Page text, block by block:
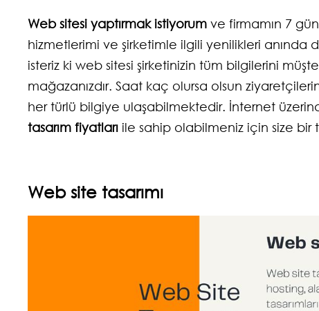
Web sitesi yaptırmak istiyorum ve firmamın 7
hizmetlerimi ve şirketimle ilgili yenilikleri anında
isteriz ki web sitesi şirketinizin tüm bilgilerini
mağazanızdır. Saat kaç olursa olsun
her türlü bilgiye ulaşabilmektedir. İnternet
tasarım fiyatları ile sahip olabilmeniz için size bir
Web site tasarımı